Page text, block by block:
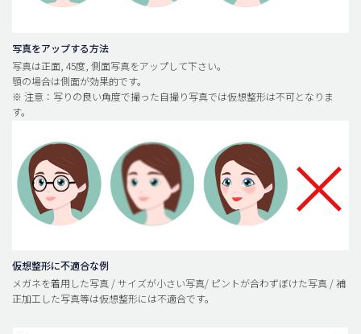
安全整形
料金一覧
ご相談のお問い合わせ
写真をアップする方法
写真は正面, 45度, 側面写真をアップして下さい。
顎の場合は側面が効果的です。
※ 注意：写りの良い角度で撮った自撮り写真では仮想整形は不可となりま
す。
仮想整形に不適合な例
メガネを着用した写真 / サイズが小さい写真/ ピントが合わずぼけた写真 / 補
正加工した写真等は仮想整形には不適合です。